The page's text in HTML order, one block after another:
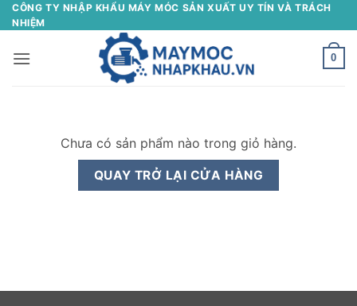
Bỏ
qua
dung
CÔNG TY NHẬP KHẨU MÁY MÓC SẢN XUẤT UY TÍN VÀ TRÁCH
NHIỆM
0
Chưa có sản phẩm nào trong giỏ hàng.
QUAY TRỞ LẠI CỬA HÀNG